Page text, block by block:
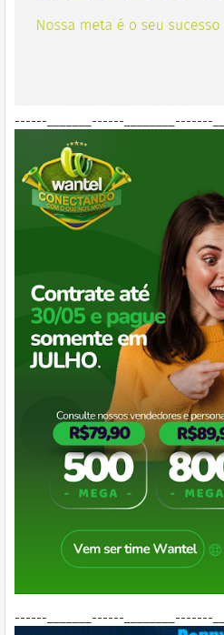
------_______------________-------___
------_______------________-------___